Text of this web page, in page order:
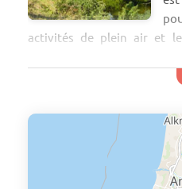
activités de plein air et
dépaysement immédiat et
Satillieu vous permet de
tout en profitant de...